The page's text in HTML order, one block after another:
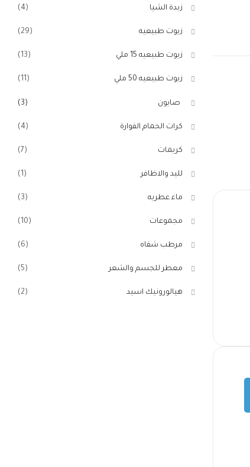
زبدة الشيا (4)
زيوت طبيعيه (29)
زيوت طبيعيه 15 ملي (13)
زيوت طبيعيه 50 ملي (11)
صابون (3)
كرات الحمام الفوارة (4)
كريمات (7)
لليد والاظافر (1)
ماء عطريه (3)
مجموعات (10)
مرطب شفاه (6)
معطر للجسم والشعر (5)
هيالورونيك اسيد (2)